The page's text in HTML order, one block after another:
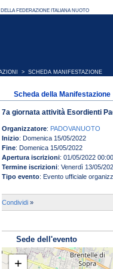
> SCHEDA MANIFESTAZIONE
Scheda della Manifestazione
7a giornata attività Esordienti
Organizzatore: PADOVANUOTO
Inizio: Domenica 15/05/2022
Fine: Domenica 15/05/2022
Apertura iscrizioni: 01/05/2022 00:00
Termine iscrizioni: Venerdì 13/05/
Tipo evento: Evento ufficiale
Condividi »
Sede dell'evento
+